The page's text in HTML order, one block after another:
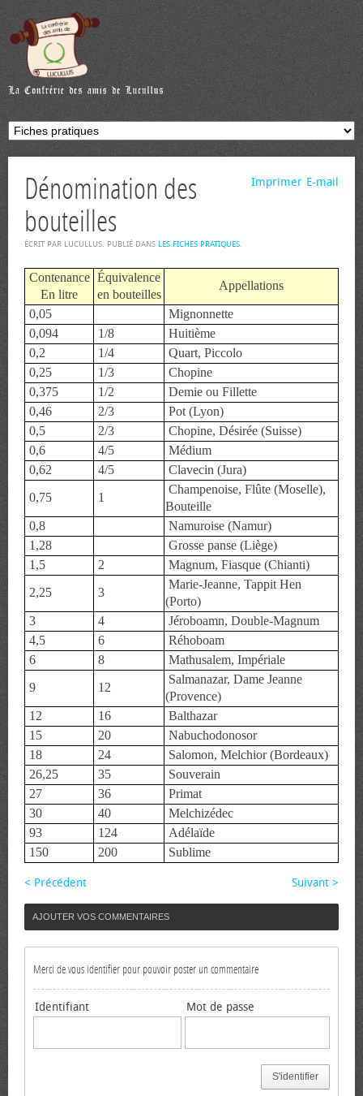
E-mail
Imprimer
Dénomination des
bouteilles
ÉCRIT PAR LUCULLUS. PUBLIÉ DANS LES FICHES PRATIQUES.
Contenance
En litre
Équivalence
en bouteilles
Appellations
0,05
Mignonnette
0,094
1/8
Huitième
0,2
1/4
Quart, Piccolo
0,25
1/3
Chopine
0,375
1/2
Demie ou Fillette
0,46
2/3
Pot (Lyon)
0,5
2/3
Chopine, Désirée (Suisse)
0,6
4/5
Médium
0,62
4/5
Clavecin (Jura)
0,75
1
Champenoise, Flûte (Moselle),
Bouteille
0,8
Namuroise (Namur)
1,28
Grosse panse (Liège)
1,5
2
Magnum, Fiasque (Chianti)
2,25
3
Marie-Jeanne, Tappit Hen
(Porto)
3
4
Jéroboamn, Double-Magnum
4,5
6
Réhoboam
6
8
Mathusalem, Impériale
9
12
Salmanazar, Dame Jeanne
(Provence)
12
16
Balthazar
15
20
Nabuchodonosor
18
24
Salomon, Melchior (Bordeaux)
26,25
35
Souverain
27
36
Primat
30
40
Melchizédec
93
124
Adélaïde
150
200 Sublime
< Précédent Suivant >
AJOUTER VOS COMMENTAIRES
Merci de vous identifier pour pouvoir poster un commentaire
Identifiant Mot de passe
S'identifier